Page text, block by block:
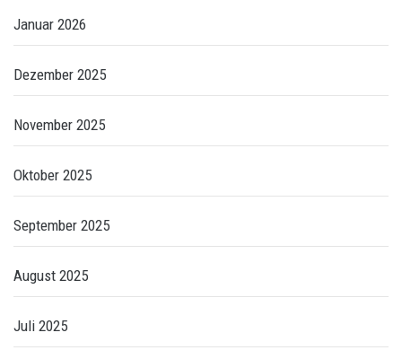
Januar 2026
Dezember 2025
November 2025
Oktober 2025
September 2025
August 2025
Juli 2025